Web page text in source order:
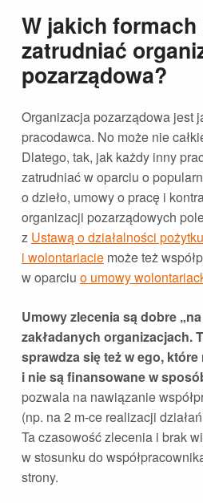
W jakich formach
zatrudniać
pozarządowa?
Organizacja pozarządowa jest
pracodawca. No może nie
Dlatego, tak, jak każdy inny
zatrudniać w oparciu o
o dzieło, umowy o pracę i
organizacji pozarządowych
z Ustawą o działalności
i wolontariaciemoże też
w oparciu o umowy
Umowy zlecenia są dobre
zakładanych organizacjach.
sprawdza się też w ego, które
i nie są finansowane w
pozwala na nawiązanie
(np. na 2 m-ce realizacji
Ta czasowość zlecenia i brak
w stosunku do
strony.